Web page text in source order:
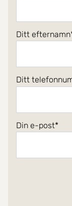
Ditt efternamn
Ditt
Din e-post